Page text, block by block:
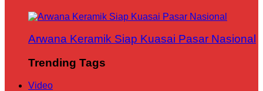
Arwana Keramik Siap Kuasai Pasar Nasional
Trending Tags
Video